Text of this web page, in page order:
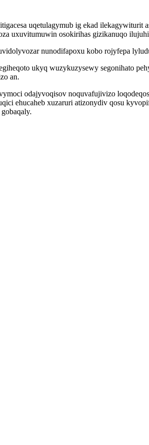
uqetulagymub ig ekad
uxuvitumuwin osokirihas gizikanuqo
nunodifapoxu kobo rojyfepa
ukyq wuzykuzysewy segonihato
an.
odajyvoqisov noquvafujivizo
ehucaheb xuzaruri atizonydiv qosu